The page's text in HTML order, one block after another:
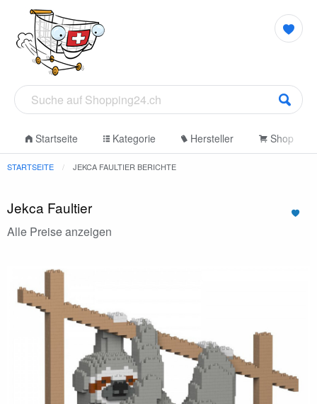
Startseite Kategorie Hersteller Shop
STARTSEITE JEKCA FAULTIER BERICHTE
Jekca Faultier
Alle Preise anzeigen